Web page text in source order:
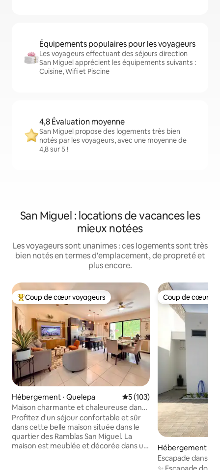
Équipements populaires pour les voyageurs
Les voyageurs effectuant des séjours direction
San Miguel apprécient les équipements suivants :
Cuisine, Wifi et Piscine
4,8 Évaluation moyenne
San Miguel propose des logements très bien
notés par les voyageurs, avec une moyenne de
4,8 sur 5 !
San Miguel : locations de vacances les
mieux notées
Les voyageurs sont unanimes : ces logements sont très
bien notés en termes d'emplacement, de propreté et
plus encore.
Coups de cœur voyageurs les plus appréciés
Coup de cœur voyageurs
Hébergement ⋅ Quelepa Évaluation moyenne sur la
5 (103)
Maison charmante et chaleureuse dans
le quartier des Ramblas, San Miguel
Profitez d'un séjour confortable et sûr
dans cette belle maison située dans le
quartier des Ramblas San Miguel. La
maison est meublée et décorée dans un
Coup de cœur
Coup de cœur
Hébergement ⋅
Escapade dans la